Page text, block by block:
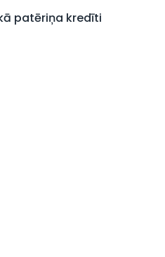
patēriņa kredīti